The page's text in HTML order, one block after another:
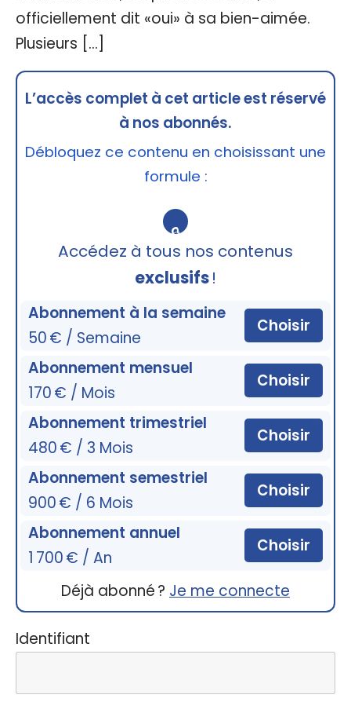
officiellement dit «oui» à sa bien-aimée.
Plusieurs […]
L’accès complet à cet article est réservé
à nos abonnés.
Débloquez ce contenu en choisissant une
formule :
🔒
Accédez à tous nos contenus
exclusifs!
Abonnement à la semaine
50 € / Semaine
Choisir
Abonnement mensuel
170 € / Mois
Choisir
Abonnement trimestriel
480 € / 3 Mois
Choisir
Abonnement semestriel
900 € / 6 Mois
Choisir
Abonnement annuel
1 700 € / An
Choisir
Déjà abonné ? Je me connecte
Identifiant